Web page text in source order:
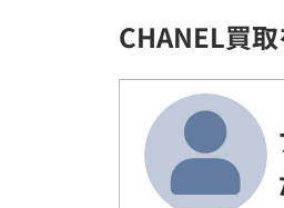
CHANEL買